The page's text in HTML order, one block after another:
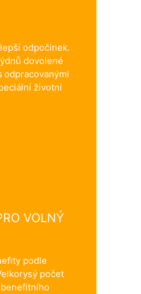
odpočinek.
dovolené
odpracovanými
životní
VOLNÝ
podle
počet